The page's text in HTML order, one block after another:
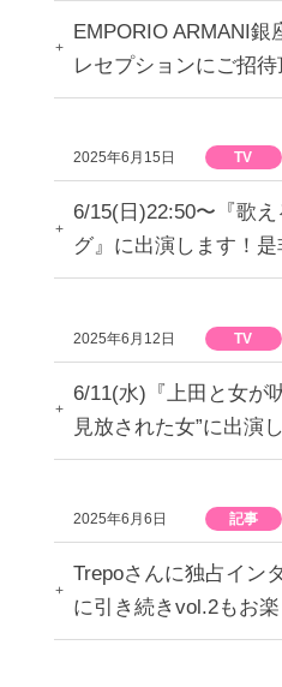
EMPORIO ARMANI銀
レセプションにご招待
2025年6月15日 TV
6/15(日)22:50〜『歌
グ』に出演します！是
2025年6月12日 TV
6/11(水)『上田と女が
見放された女”に出演
2025年6月6日 記事
Trepoさんに独占イン
に引き続きvol.2もお楽